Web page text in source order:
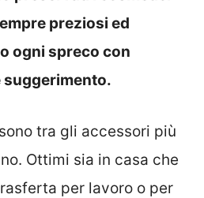
preziosi ed
ogni spreco con
suggerimento.
sono tra gli accessori più
Ottimi sia in casa che
per lavoro o per